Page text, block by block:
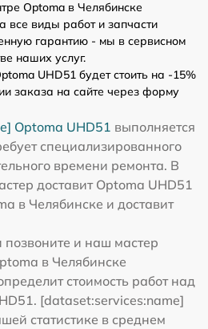
Optoma в Челябинске
все виды работ и запчасти
гарантию - мы в сервисном
наших услуг.
UHD51 будет стоить на -15%
заказа на сайте через форму
Optoma UHD51 выполняется
специализированного
времени ремонта. В
доставит Optoma UHD51
в Челябинске и доставит
и наш мастер
в Челябинске
стоимость работ над
[dataset:services:name]
статистике в среднем